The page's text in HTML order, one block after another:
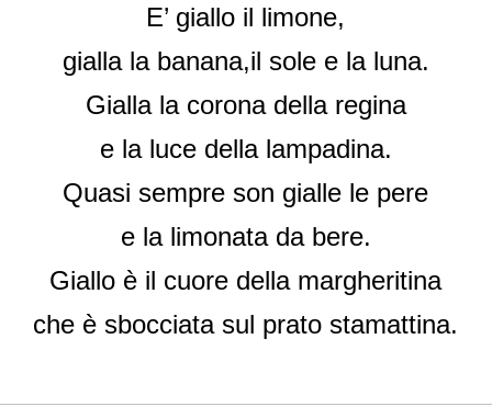
E’ giallo il limone,
gialla la banana,il sole e la luna.
Gialla la corona della regina
e la luce della lampadina.
Quasi sempre son gialle le pere
e la limonata da bere.
Giallo è il cuore della margheritina
che è sbocciata sul prato stamattina.